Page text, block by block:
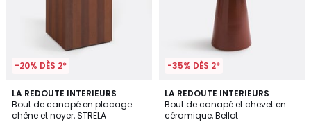
-20% DÈS 2*
LA REDOUTE INTERIEURS
Bout de canapé en placage
chêne et noyer, STRELA
-35% DÈS 2*
LA REDOUTE INTERIEURS
Bout de canapé et chevet en
céramique, Bellot